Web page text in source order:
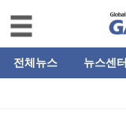
전체뉴스 뉴스센터